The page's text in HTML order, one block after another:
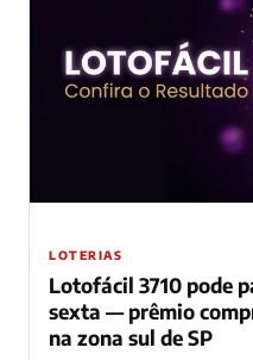
LOTERIAS
Lotofácil 3710 pode
sexta — prêmio
na zona sul de SP